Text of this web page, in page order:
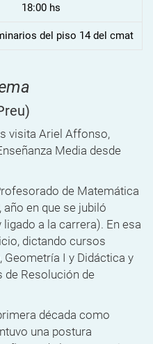
18:00 hs
del piso 14 del cmat
visita Ariel Affonso,
Media desde
de Matemática
año en que se jubiló
a la carrera). En esa
dictando cursos
I y Didáctica y
de Resolución de
década como
una postura